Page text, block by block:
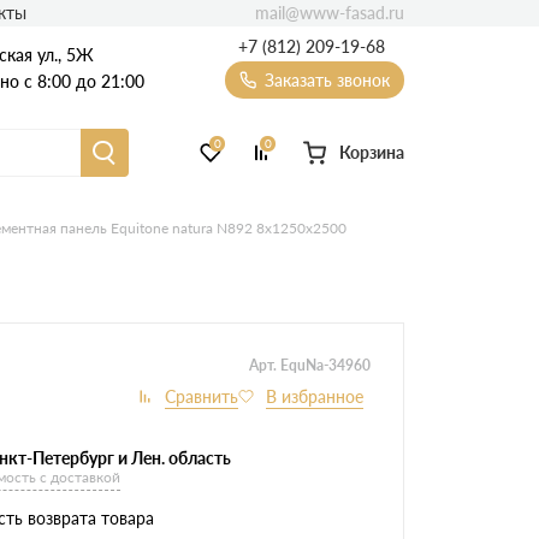
ул., 5Ж
с 8:00 до 21:00
+7 (812) 209-19-68
Заказать звонок
Фиброцементный сайдинг
0 0 Корзина
mail@www-fasad.ru
панель Equitone natura N892 8х1250х2500
Арт. EquNa-34960
Петербург и Лен. область
с доставкой
возврата товара